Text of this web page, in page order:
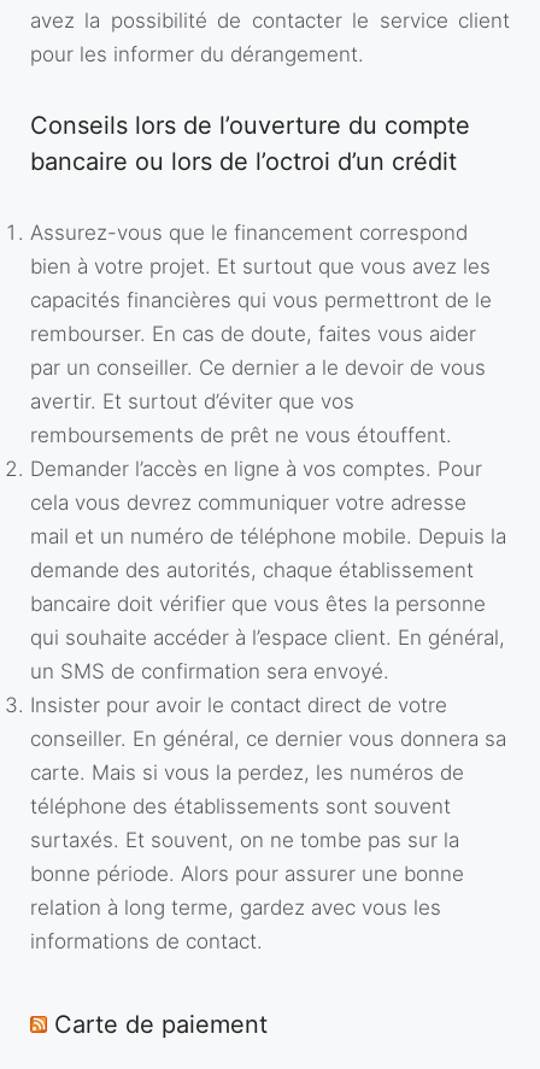
avez la possibilité de contacter le service client
pour les informer du dérangement.
Conseils lors de l’ouverture du compte
bancaire ou lors de l’octroi d’un crédit
Assurez-vous que le financement correspond
bien à votre projet. Et surtout que vous avez les
capacités financières qui vous permettront de le
rembourser. En cas de doute, faites vous aider
par un conseiller. Ce dernier a le devoir de vous
avertir. Et surtout d’éviter que vos
remboursements de prêt ne vous étouffent.
Demander l’accès en ligne à vos comptes. Pour
cela vous devrez communiquer votre adresse
mail et un numéro de téléphone mobile. Depuis la
demande des autorités, chaque établissement
bancaire doit vérifier que vous êtes la personne
qui souhaite accéder à l’espace client. En général,
un SMS de confirmation sera envoyé.
Insister pour avoir le contact direct de votre
conseiller. En général, ce dernier vous donnera sa
carte. Mais si vous la perdez, les numéros de
téléphone des établissements sont souvent
surtaxés. Et souvent, on ne tombe pas sur la
bonne période. Alors pour assurer une bonne
relation à long terme, gardez avec vous les
informations de contact.
Carte de paiement